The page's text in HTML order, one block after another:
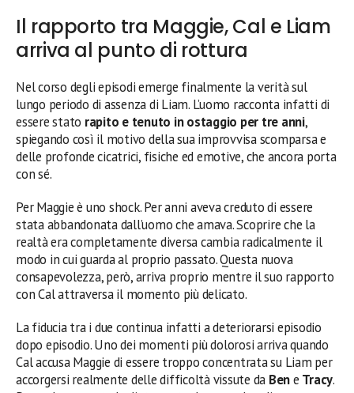
Il rapporto tra Maggie, Cal e Liam
arriva al punto di rottura
Nel corso degli episodi emerge finalmente la verità sul
lungo periodo di assenza di Liam. L’uomo racconta infatti di
essere stato rapito e tenuto in ostaggio per tre anni,
spiegando così il motivo della sua improvvisa scomparsa e
delle profonde cicatrici, fisiche ed emotive, che ancora porta
con sé.
Per Maggie è uno shock. Per anni aveva creduto di essere
stata abbandonata dall’uomo che amava. Scoprire che la
realtà era completamente diversa cambia radicalmente il
modo in cui guarda al proprio passato. Questa nuova
consapevolezza, però, arriva proprio mentre il suo rapporto
con Cal attraversa il momento più delicato.
La fiducia tra i due continua infatti a deteriorarsi episodio
dopo episodio. Uno dei momenti più dolorosi arriva quando
Cal accusa Maggie di essere troppo concentrata su Liam per
accorgersi realmente delle difficoltà vissute da Bene Tracy.